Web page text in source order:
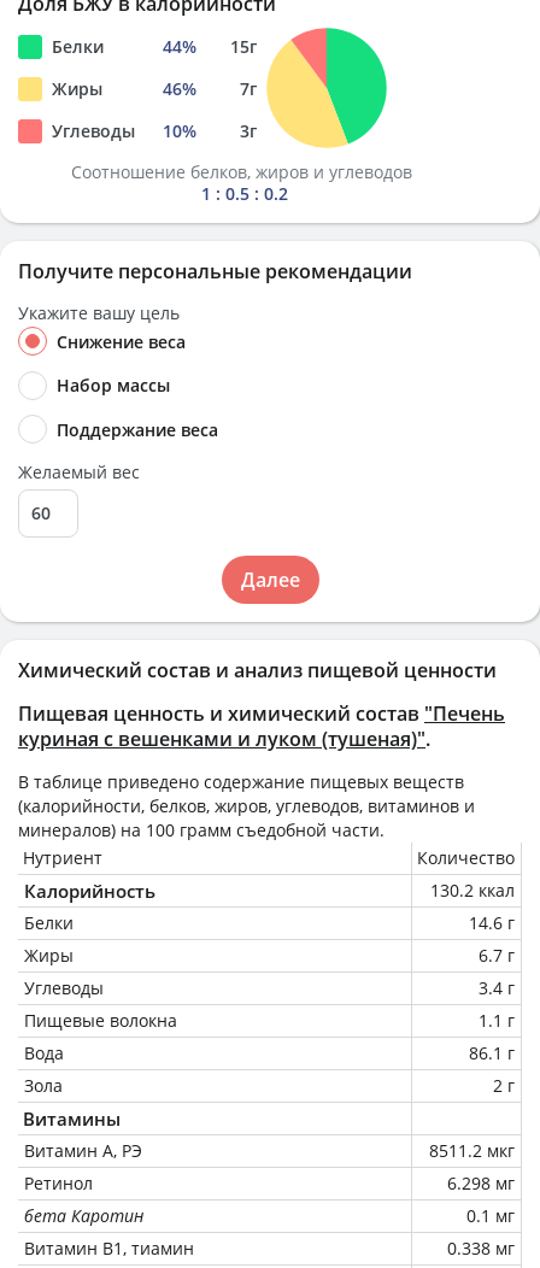
Химический состав и анализ пищевой ценности
Пищевая ценность и химический состав "Печень
куриная с вешенками и луком (тушеная)".
В таблице приведено содержание пищевых веществ
(калорийности, белков, жиров, углеводов, витаминов и
минералов) на 100 грамм съедобной части.
Нутриент
Количество
Калорийность
130.2 ккал
Белки
14.6 г
Жиры
6.7 г
Углеводы
3.4 г
Пищевые волокна
1.1 г
Вода
86.1 г
Зола
2 г
Витамины
Витамин А, РЭ
8511.2 мкг
Ретинол
6.298 мг
бета Каротин
0.1 мг
Витамин В1, тиамин
0.338 мг
Белки 44% 15г
Жиры
46% 7г
Углеводы
10% 3г
Соотношение белков, жиров и углеводов
1 : 0.5 : 0.2
Получите персональные рекомендации
Укажите вашу цель
Снижение веса
Набор массы
Поддержание веса
Желаемый вес
Далее